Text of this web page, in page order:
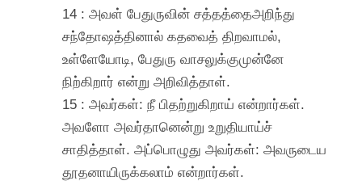
14 : அவள் பேதுருவின் சத்தத்தைஅறிந்து
சந்தோஷத்தினால் கதவைத் திறவாமல்,
உள்ளேயோடி, பேதுரு வாசலுக்குமுன்னே
நிற்கிறார் என்று அறிவித்தாள்.
15 : அவர்கள்: நீ பிதற்றுகிறாய் என்றார்கள்.
அவளோ அவர்தானென்று உறுதியாய்ச்
சாதித்தாள். அப்பொழுது அவர்கள்: அவருடைய
தூதனாயிருக்கலாம் என்றார்கள்.